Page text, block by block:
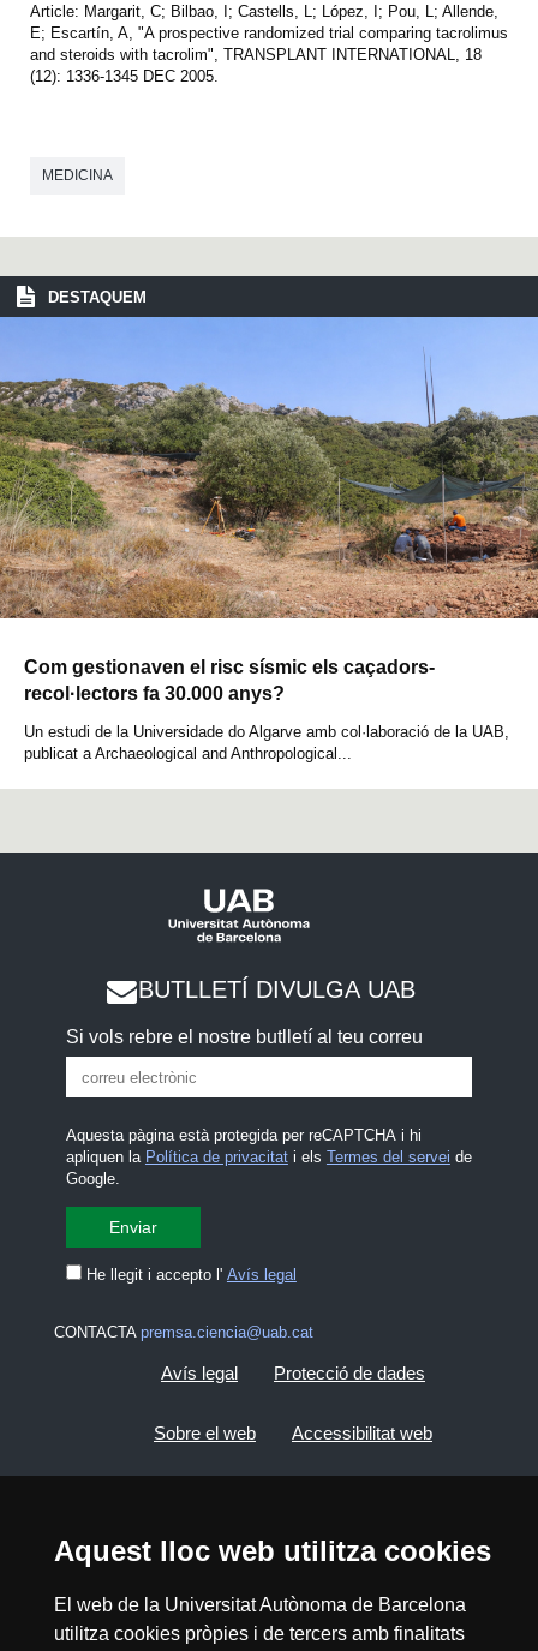
Aquest lloc web utilitza cookies
El web de la Universitat Autònoma de Barcelona
utilitza cookies pròpies i de tercers amb finalitats
Article: Margarit, C; Bilbao, I; Castells, L; López, I; Pou, L; Allende,
E; Escartín, A, "A prospective randomized trial comparing tacrolimus
and steroids with tacrolim", TRANSPLANT INTERNATIONAL, 18
(12): 1336-1345 DEC 2005.
MEDICINA
DESTAQUEM
Com gestionaven el risc sísmic els caçadors-
recol·lectors fa 30.000 anys?
Un estudi de la Universidade do Algarve amb col·laboració de la UAB,
publicat a Archaeological and Anthropological...
BUTLLETÍ DIVULGA UAB
Si vols rebre el nostre butlletí al teu correu
Aquesta pàgina està protegida per reCAPTCHA i hi
apliquen la Política de privacitati els Termes del servei de
Google.
He llegit i accepto l' Avís legal
CONTACTA premsa.ciencia@uab.cat
Avís legal Protecció de dades
Sobre el web Accessibilitat web
Reconeixement - No Comercial (CC BY NC) -